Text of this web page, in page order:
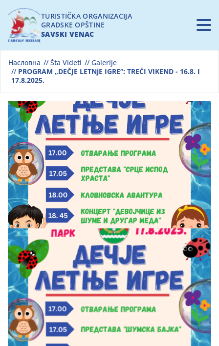
main
content
TURISTIČKA ORGANIZACIJA
GRADSKE OPŠTINE
SAVSKI VENAC
Main
navigation
POČETNA
ZNAMENITOSTI
ŠTA VIDETI
Show
BUDUĆI PROJEKTI
INFO
Show
For
KONTAKT
Ћирилица Latinica A-
Search
Насловна Šta Videti
Galerije
PROGRAM „DEČJE LETNjE IGRE“: TREĆI VIKEND - 16.8. I
17.8.2025.